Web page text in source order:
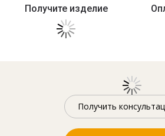
Получите изделие
Получить